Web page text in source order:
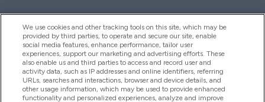
Pomoć I Informacije
Proizvodi
We use cookies and other tracking tools on this site, which may be
provided by third parties, to operate and secure our site, enable
social media features, enhance performance, tailor user
experiences, support our marketing and advertising efforts. These
also enable us and third parties to access and record user and
activity data, such as IP addresses and online identifiers, referring
URLs, searches and interactions, browser and device details, and
other usage information, which may be used to provide enhanced
functionality and personalized experiences, analyze and improve